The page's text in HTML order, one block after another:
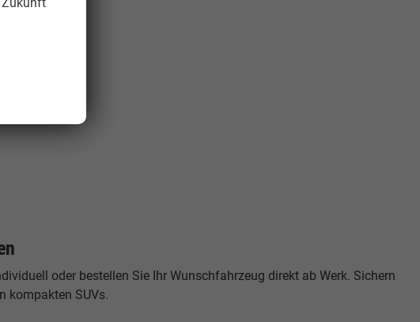
oder bestellen Sie Ihr Wunschfahrzeug direkt ab Werk. Sichern
kompakten SUVs.